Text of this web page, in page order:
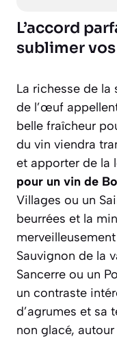
L’accord
sublimer
La richesse de la
de l’œuf
belle fraîcheur
du vin viendra
et apporter de la
pour un vin de
Villages ou un
beurrées et la
Sauvignon de la
Sancerre ou un
un contraste
d’agrumes et sa
non glacé, autour